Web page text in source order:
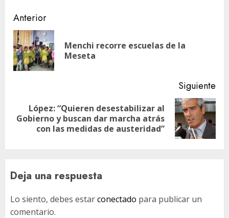
Navegación
de
entradas
Anterior
Menchi recorre escuelas de la
Meseta
Siguiente
Siguiente
entrada:
López: “Quieren desestabilizar al
Gobierno y buscan dar marcha atrás
con las medidas de austeridad”
Deja una respuesta
Lo siento, debes estarconectado para publicar un
comentario.